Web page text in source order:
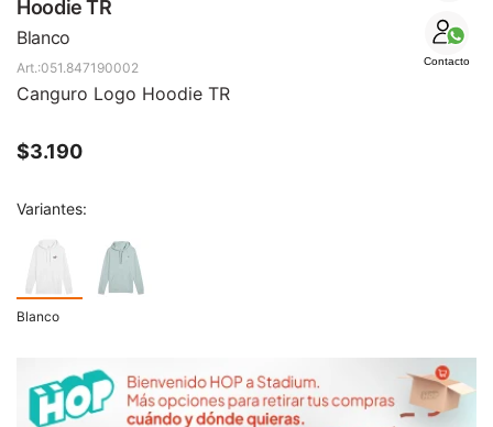
Hoodie TR
Blanco
Contacto
051.847190002
Canguro Logo Hoodie TR
$3.190
Variantes:
Blanco